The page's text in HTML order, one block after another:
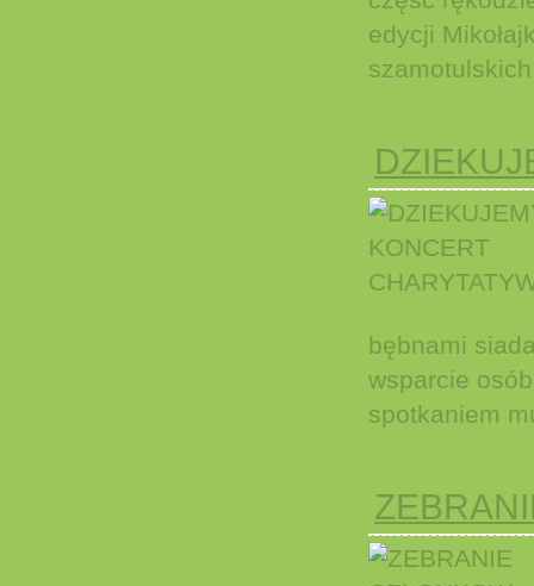
edycji
bębnami
wsparcie
spotkaniem